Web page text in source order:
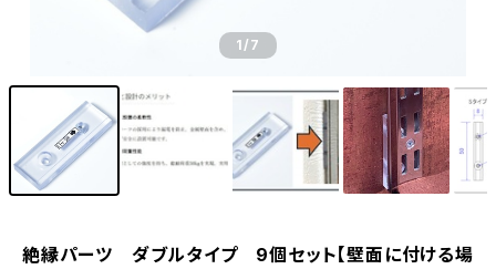
1/7
絶縁パーツ ダブルタイプ 9個セット【壁面に付ける場